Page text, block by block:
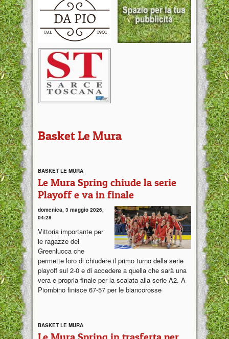
Basket Le Mura
BASKET LE MURA
Le Mura Spring chiude la serie
Playoff e va in finale
domenica, 3 maggio 2026,
04:28
Vittoria importante per
le ragazze del
Greenlucca che
permette loro di chiudere il primo turno della serie
playoff sul 2-0 e di accedere a quella che sarà una
vera e propria finale per la scalata alla serie A2. A
Piombino finisce 67-57 per le biancorosse
BASKET LE MURA